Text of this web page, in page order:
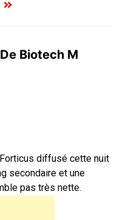
Biotech M
diffusé cette nuit
secondaire et une
pas très nette.